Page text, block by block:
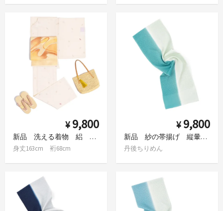
¥ 9,800
新品 洗える着物 絽 犬 Lサイズ
身丈163cm 裄68cm
¥ 9,800
新品 紗の帯揚げ 縦暈し 水玉 緑×黄緑
丹後ちりめん